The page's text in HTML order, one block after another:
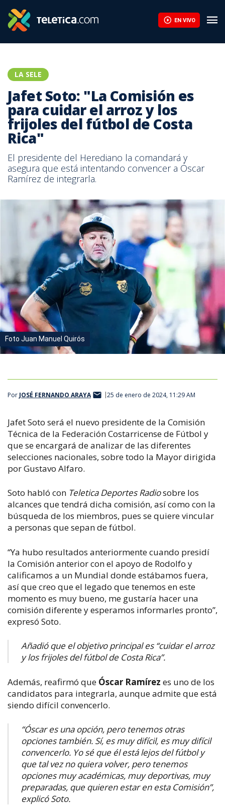
EN VIVO
LA SELE
Jafet Soto: "La Comisión es
para cuidar el arroz y los
frijoles del fútbol de Costa
Rica"
El presidente del Herediano la comandará y
asegura que está intentando convencer a Óscar
Ramírez de integrarla.
Foto Juan Manuel Quirós
Por JOSÉ FERNANDO ARAYA 25 de enero de 2024, 11:29 AM
Jafet Soto será el nuevo presidente de la Comisión
Técnica de la Federación Costarricense de Fútbol y
que se encargará de analizar de las diferentes
selecciones nacionales, sobre todo la Mayor dirigida
por Gustavo Alfaro.
Soto habló con Teletica Deportes Radiosobre los
alcances que tendrá dicha comisión, así como con la
búsqueda de los miembros, pues se quiere vincular
a personas que sepan de fútbol.
“Ya hubo resultados anteriormente cuando presidí
la Comisión anterior con el apoyo de Rodolfo y
calificamos a un Mundial donde estábamos fuera,
así que creo que el legado que tenemos en este
momento es muy bueno, me gustaría hacer una
comisión diferente y esperamos informarles pronto”,
expresó Soto.
Añadió que el objetivo principal es “cuidar el arroz
y los frijoles del fútbol de Costa Rica”.
Además, reafirmó que Óscar Ramírez es uno de los
candidatos para integrarla, aunque admite que está
siendo difícil convencerlo.
“Óscar es una opción, pero tenemos otras
opciones también. Sí, es muy difícil, es muy difícil
convencerlo. Yo sé que él está lejos del fútbol y
que tal vez no quiera volver, pero tenemos
opciones muy académicas, muy deportivas, muy
preparadas, que quieren estar en esta Comisión”,
explicó Soto.